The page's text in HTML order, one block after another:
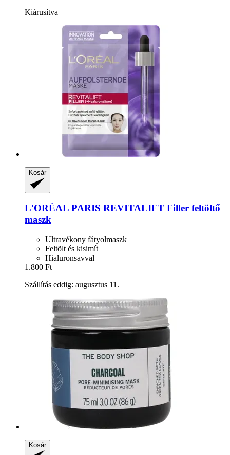
Kiárusítva
Kosár
L'ORÉAL PARIS REVITALIFT Filler feltöltő
maszk
Ultravékony fátyolmaszk
Feltölt és kisimít
Hialuronsavval
1.800 Ft
Szállítás eddig: augusztus 11.
Kosár